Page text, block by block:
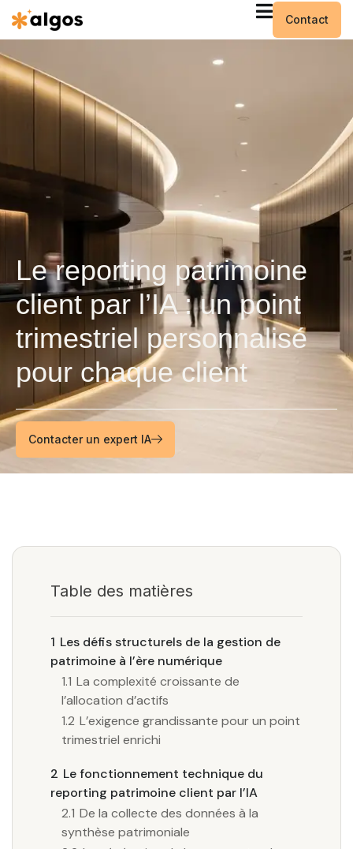
Contact
Le reporting patrimoine
client par l’IA : un point
trimestriel personnalisé
pour chaque client
Contacter un expert IA
Table des matières
1 Les défis structurels de la gestion de
patrimoine à l’ère numérique
1.1 La complexité croissante de
l’allocation d’actifs
1.2 L’exigence grandissante pour un point
trimestriel enrichi
2 Le fonctionnement technique du
reporting patrimoine client par l’IA
2.1 De la collecte des données à la
synthèse patrimoniale